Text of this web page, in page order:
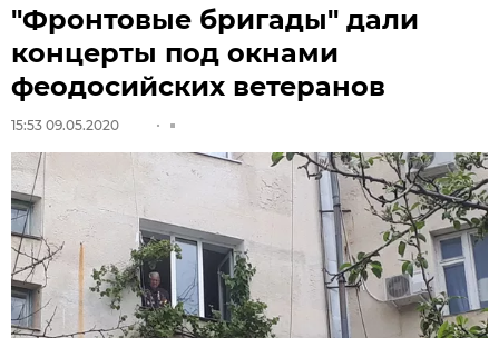
"Фронтовые бригады" дали
концерты под окнами
феодосийских ветеранов
15:53 09.05.2020